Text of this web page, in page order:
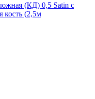
(КД) 0,5 Satin с
кость (2,5м